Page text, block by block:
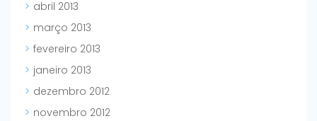
abril 2013
março 2013
fevereiro 2013
janeiro 2013
dezembro 2012
novembro 2012